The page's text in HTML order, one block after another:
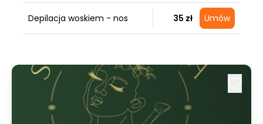
Depilacja woskiem - nos 35 zł Umów